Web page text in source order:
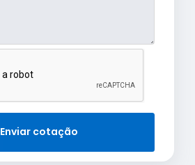
Enviar cotação